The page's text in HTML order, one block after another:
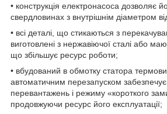
• конструкція електронасоса дозволяє
свердловинах з внутрішнім діаметром
• всі деталі, що стикаються з
виготовлені з нержавіючої сталі або
що збільшує ресурс роботи;
• вбудований в обмотку статора
автоматичним перезапуском забезпечує
перевантажень і режиму «короткого
продовжуючи ресурс його експлуатації;